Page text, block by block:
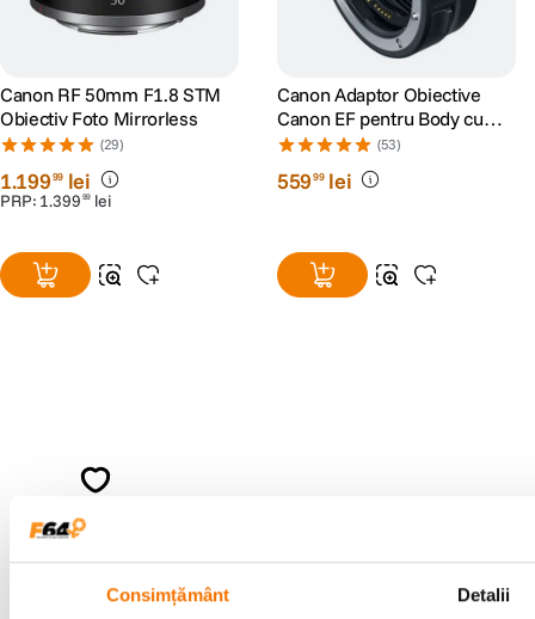
Consimțământ Detalii
Canon RF 50mm F1.8 STM
Obiectiv Foto Mirrorless
(29)
1.19999 lei
PRP: 1.399 99 lei
Canon Adaptor Obiective
Canon EF pentru Body cu
Montura RF (53)
55999 lei
Consultanta